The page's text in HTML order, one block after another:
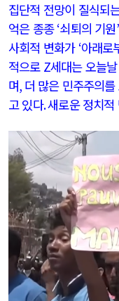
집단적 전망이 질식되
억은 종종‘쇠퇴의 기원’
사회적 변화가 ‘아래로
적으로 Z세대는 오늘
며, 더 많은 민주주의
고 있다.새로운 정치적